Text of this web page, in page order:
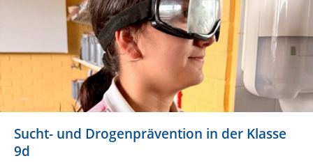
Sucht- und Drogenprävention in der Klasse
9d